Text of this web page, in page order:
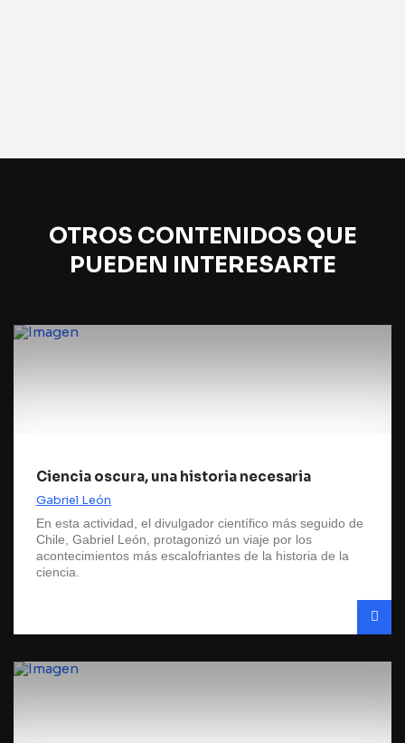
OTROS CONTENIDOS QUE
PUEDEN INTERESARTE
Ciencia oscura, una historia necesaria
Gabriel León
En esta actividad, el divulgador científico más seguido de
Chile, Gabriel León, protagonizó un viaje por los
acontecimientos más escalofriantes de la historia de la
ciencia.